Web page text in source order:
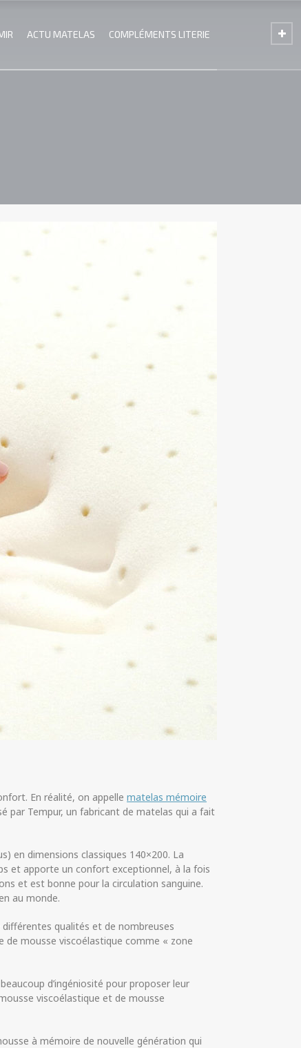
ACTU MATELAS COMPLÉMENTS LITERIE
En réalité, on appelle matelas mémoire
par Tempur, un fabricant de matelas qui a fait
en dimensions classiques 140×200. La
et apporte un confort exceptionnel, à la fois
et est bonne pour la circulation sanguine.
au monde.
qualités et de nombreuses
mousse viscoélastique comme « zone
d’ingéniosité pour proposer leur
viscoélastique et de mousse
à mémoire de nouvelle génération qui